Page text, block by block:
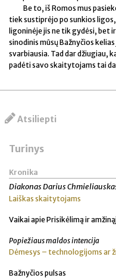
Be to, iš Romos mus
tiek sustiprėjo po sunkios
ligoninėje jis ne tik gydėsi, bet
sinodinis mūsų Bažnyčios
svarbiausia. Tad dar džiugiau,
padėti savo skaitytojams tai
Atsiliepti
Turinys
Kronika
Diakonas Darius
Laiškas skaitytojams
Vaikai apie Prisikėlimą ir
Popiežiaus maldos intencija
Dėmesys – technologijoms ar
Bažnyčios pulsas